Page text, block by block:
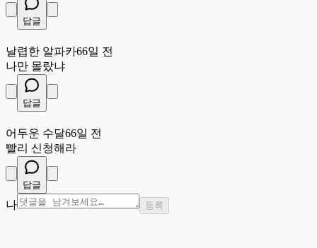
답글
날렵한 알파카66일 전
나만 몰랐냐
답글
어두운 수달66일 전
빨리 신청해라
답글
나 등록